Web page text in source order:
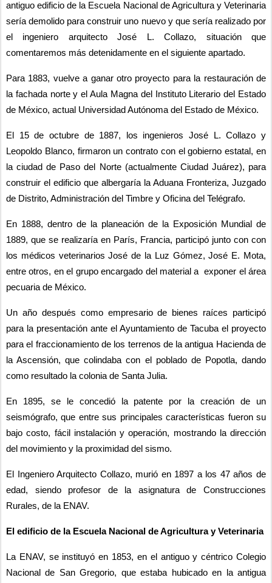
antiguo edificio de la Escuela Nacional de Agricultura y Veterinaria
sería demolido para construir uno nuevo y que sería realizado por
el ingeniero arquitecto José L. Collazo, situación que
comentaremos más detenidamente en el siguiente apartado.
Para 1883, vuelve a ganar otro proyecto para la restauración de
la fachada norte y el Aula Magna del Instituto Literario del Estado
de México, actual Universidad Autónoma del Estado de México.
El 15 de octubre de 1887, los ingenieros José L. Collazo y
Leopoldo Blanco, firmaron un contrato con el gobierno estatal, en
la ciudad de Paso del Norte (actualmente Ciudad Juárez), para
construir el edificio que albergaría la Aduana Fronteriza, Juzgado
de Distrito, Administración del Timbre y Oficina del Telégrafo.
En 1888, dentro de la planeación de la Exposición Mundial de
1889, que se realizaría en París, Francia, participó junto con con
los médicos veterinarios José de la Luz Gómez, José E. Mota,
entre otros, en el grupo encargado del material a  exponer el área
pecuaria de México.
Un año después como empresario de bienes raíces participó
para la presentación ante el Ayuntamiento de Tacuba el proyecto
para el fraccionamiento de los terrenos de la antigua Hacienda de
la Ascensión, que colindaba con el poblado de Popotla, dando
como resultado la colonia de Santa Julia.
En 1895, se le concedió la patente por la creación de un
seismógrafo, que entre sus principales características fueron su
bajo costo, fácil instalación y operación, mostrando la dirección
del movimiento y la proximidad del sismo.
El Ingeniero Arquitecto Collazo, murió en 1897 a los 47 años de
edad, siendo profesor de la asignatura de Construcciones
Rurales, de la ENAV.
El edificio de la Escuela Nacional de Agricultura y Veterinaria
La ENAV, se instituyó en 1853, en el antiguo y céntrico Colegio
Nacional de San Gregorio, que estaba hubicado en la antigua